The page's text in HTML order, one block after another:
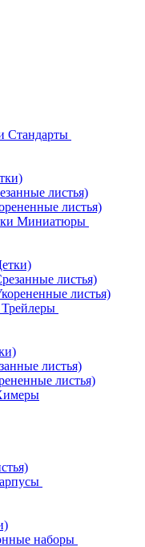
Стандарты
листья)
листья)
Миниатюры
листья)
листья)
листья)
листья)
наборы